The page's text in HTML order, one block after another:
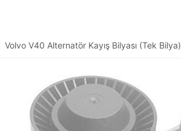
Volvo V40 Alternatör Kayış Bilyası (Tek Bilya)